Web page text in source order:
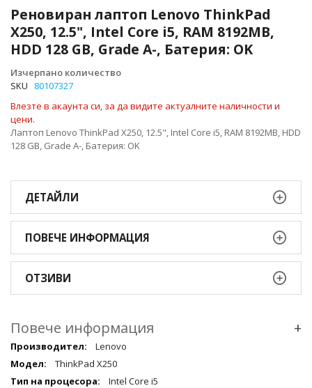
Реновиран лаптоп Lenovo ThinkPad
X250, 12.5", Intel Core i5, RAM 8192MB,
HDD 128 GB, Grade A-, Батерия: OK
Изчерпано количество
SKU
80107327
Влезте в акаунта си, за да видите актуалните наличности и
цени.
Лаптоп Lenovo ThinkPad X250, 12.5", Intel Core i5, RAM 8192MB, HDD
128 GB, Grade A-, Батерия: OK
към
началото
на
галерия
снимки
ДЕТАЙЛИ
ПОВЕЧЕ ИНФОРМАЦИЯ
ОТЗИВИ
Повече информация +
Повече
информация
qqq
Lenovo
ThinkPad X250
Intel Core i5